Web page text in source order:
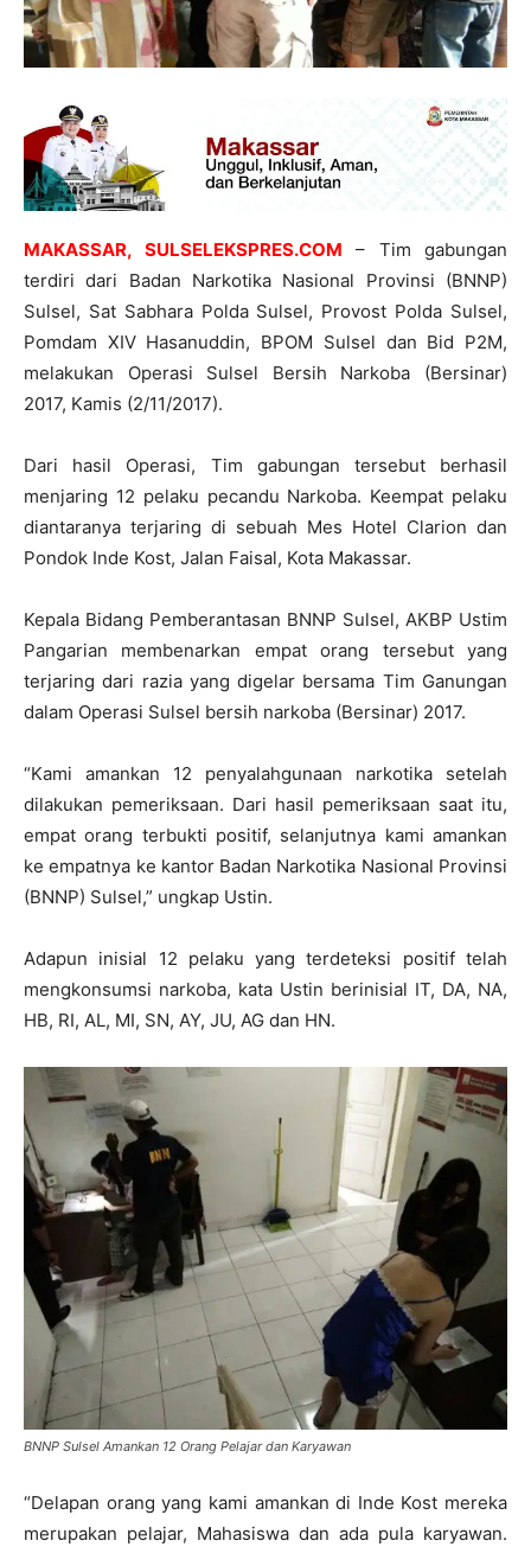
MAKASSAR, SULSELEKSPRES.COM
– Tim gabungan
terdiri dari Badan Narkotika Nasional Provinsi (BNNP)
Sulsel, Sat Sabhara Polda Sulsel, Provost Polda Sulsel,
Pomdam XIV Hasanuddin, BPOM Sulsel dan Bid P2M,
melakukan Operasi Sulsel Bersih Narkoba (Bersinar)
2017, Kamis (2/11/2017).
Dari hasil Operasi, Tim gabungan tersebut berhasil
menjaring 12 pelaku pecandu Narkoba. Keempat pelaku
diantaranya terjaring di sebuah Mes Hotel Clarion dan
Pondok Inde Kost, Jalan Faisal, Kota Makassar.
Kepala Bidang Pemberantasan BNNP Sulsel, AKBP Ustim
Pangarian membenarkan empat orang tersebut yang
terjaring dari razia yang digelar bersama Tim Ganungan
dalam Operasi Sulsel bersih narkoba (Bersinar) 2017.
“Kami amankan 12 penyalahgunaan narkotika setelah
dilakukan pemeriksaan. Dari hasil pemeriksaan saat itu,
empat orang terbukti positif, selanjutnya kami amankan
ke empatnya ke kantor Badan Narkotika Nasional Provinsi
(BNNP) Sulsel,” ungkap Ustin.
Adapun inisial 12 pelaku yang terdeteksi positif telah
mengkonsumsi narkoba, kata Ustin berinisial IT, DA, NA,
HB, RI, AL, MI, SN, AY, JU, AG dan HN.
BNNP Sulsel Amankan 1‎2 Orang Pelajar dan Karyawan
“Delapan orang yang kami amankan di Inde Kost mereka
merupakan pelajar, Mahasiswa ‎dan ada pula karyawan.